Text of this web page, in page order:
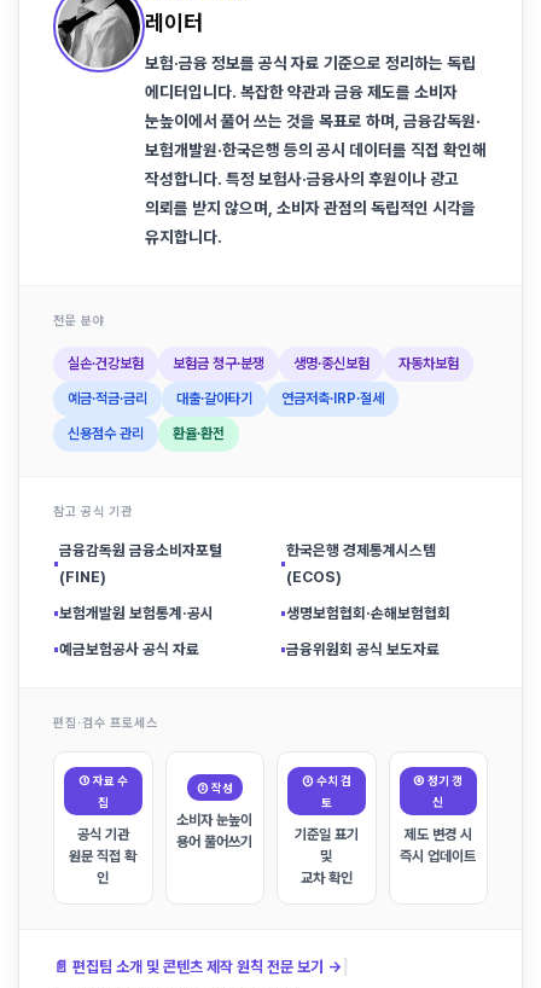
레이터
보험·금융 정보를 공식 자료 기준으로 정리하는 독립
에디터입니다. 복잡한 약관과 금융 제도를 소비자
눈높이에서 풀어 쓰는 것을 목표로 하며, 금융감독원·
보험개발원·한국은행 등의 공시 데이터를 직접 확인해
작성합니다. 특정 보험사·금융사의 후원이나 광고
의뢰를 받지 않으며, 소비자 관점의 독립적인 시각을
유지합니다.
전문 분야
실손·건강보험 보험금 청구·분쟁 생명·종신보험 자동차보험
예금·적금·금리 대출·갈아타기 연금저축·IRP·절세
신용점수 관리 환율·환전
참고 공식 기관
▪
금융감독원 금융소비자포털
(FINE)
▪
한국은행 경제통계시스템
(ECOS)
▪보험개발원 보험통계·공시 ▪생명보험협회·손해보험협회
▪예금보험공사 공식 자료 ▪금융위원회 공식 보도자료
편집·검수 프로세스
① 자료 수
집
공식 기관
원문 직접 확
인
② 작성
소비자 눈높이
용어 풀어쓰기
③ 수치 검
토
기준일 표기
및
교차 확인
④ 정기 갱
신
제도 변경 시
즉시 업데이트
📄 편집팀 소개 및 콘텐츠 제작 원칙 전문 보기 →